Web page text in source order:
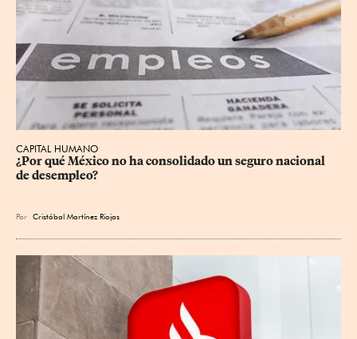
CAPITAL HUMANO
¿Por qué México no ha consolidado un seguro nacional
de desempleo?
Por Cristóbal Martínez Riojas